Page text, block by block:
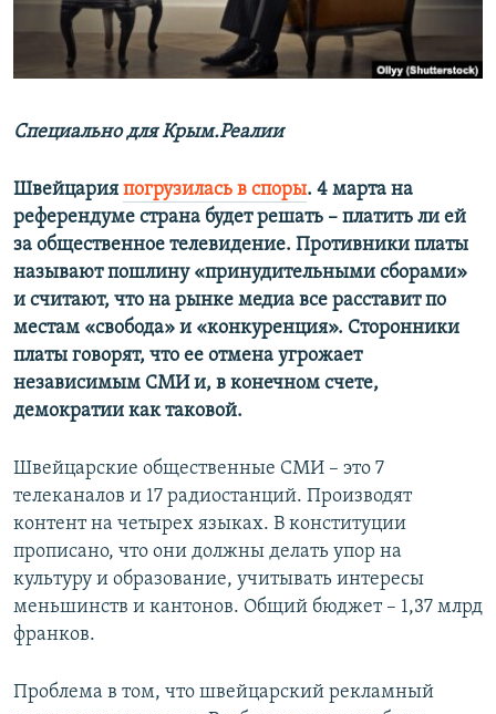
ПОБЕДИТЕЛЕЙ НЕ СУДЯТ?
КРЫМ.НЕПОКОРЕННЫЙ
УКРАИНСКАЯ ПРОБЛЕМА КРЫМА
ПРИСОЕДИНЯЙТЕСЬ!
Специально для Крым.Реалии
Швейцария погрузилась в споры. 4 марта на
референдуме страна будет решать – платить ли ей
за общественное телевидение. Противники платы
называют пошлину «принудительными сборами»
и считают, что на рынке медиа все расставит по
местам «свобода» и «конкуренция». Сторонники
платы говорят, что ее отмена угрожает
независимым СМИ и, в конечном счете,
демократии как таковой.
Швейцарские общественные СМИ – это 7
телеканалов и 17 радиостанций. Производят
контент на четырех языках. В конституции
прописано, что они должны делать упор на
культуру и образование, учитывать интересы
меньшинств и кантонов. Общий бюджет – 1,37 млрд
франков.
Проблема в том, что швейцарский рекламный